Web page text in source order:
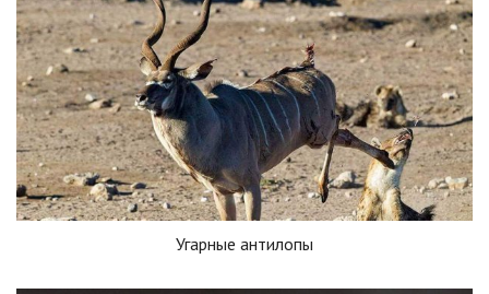
Угарные антилопы